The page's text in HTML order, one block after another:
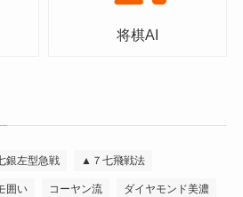
将棋AI
銀左型急戦 ▲７七飛戦法
囲い コーヤン流 ダイヤモンド美濃